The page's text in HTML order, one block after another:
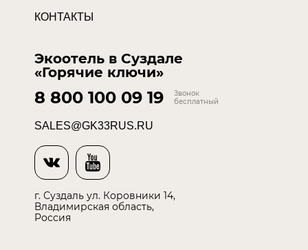
КОНТАКТЫ
Экоотель в Суздале
«Горячие ключи»
8 800 100 09 19
Звонок
бесплатный
SALES@GK33RUS.RU
г. Суздаль ул. Коровники 14,
Владимирская область,
Россия